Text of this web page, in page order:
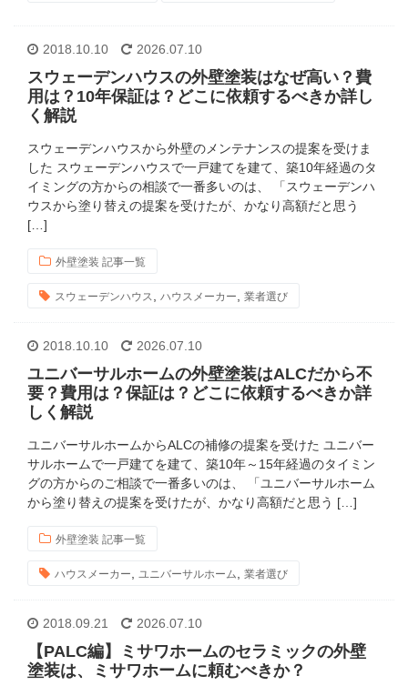
2018.10.10 2026.07.10
スウェーデンハウスの外壁塗装はなぜ高い？費
用は？10年保証は？どこに依頼するべきか詳し
く解説
スウェーデンハウスから外壁のメンテナンスの提案を受けま
した スウェーデンハウスで一戸建てを建て、築10年経過のタ
イミングの方からの相談で一番多いのは、 「スウェーデンハ
ウスから塗り替えの提案を受けたが、かなり高額だと思う
[…]
外壁塗装 記事一覧
スウェーデンハウス ハウスメーカー 業者選び
2018.10.10 2026.07.10
ユニバーサルホームの外壁塗装はALCだから不
要？費用は？保証は？どこに依頼するべきか詳
しく解説
ユニバーサルホームからALCの補修の提案を受けた ユニバー
サルホームで一戸建てを建て、築10年～15年経過のタイミン
グの方からのご相談で一番多いのは、 「ユニバーサルホーム
から塗り替えの提案を受けたが、かなり高額だと思う […]
外壁塗装 記事一覧
ハウスメーカー ユニバーサルホーム 業者選び
2018.09.21 2026.07.10
【PALC編】ミサワホームのセラミックの外壁
塗装は、ミサワホームに頼むべきか？